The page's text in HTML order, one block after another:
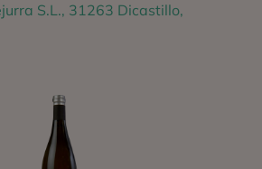
S.L., 31263 Dicastillo,